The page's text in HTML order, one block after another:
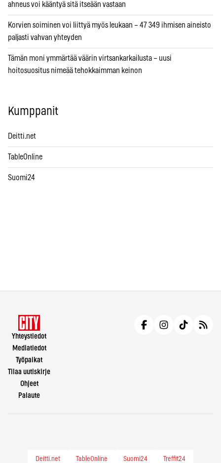
ahneus voi kääntyä sitä itseään vastaan
Korvien soiminen voi liittyä myös leukaan – 47 349 ihmisen aineisto
paljasti vahvan yhteyden
Tämän moni ymmärtää väärin virtsankarkailusta – uusi
hoitosuositus nimeää tehokkaimman keinon
Kumppanit
Deitti.net
TableOnline
Suomi24
Yhteystiedot
Mediatiedot
Työpaikat
Tilaa uutiskirje
Ohjeet
Palaute
Deitti.net TableOnline Suomi24 Treffit24